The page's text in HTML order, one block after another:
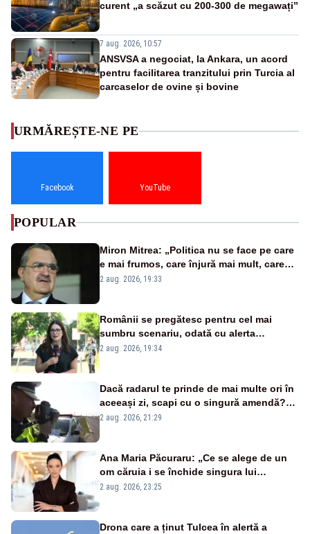
curent „a scăzut cu 200-300 de megawați”
7 aug. 2026, 10:57
ANSVSA a negociat, la Ankara, un acord
pentru facilitarea tranzitului prin Turcia al
carcaselor de ovine și bovine
URMĂREȘTE-NE PE
Facebook YouTube
POPULAR
Miron Mitrea: „Politica nu se face pe care
e mai frumos, care înjură mai mult, care
țipă mai tare, ci pe proiecte”
2 aug. 2026, 19:33
Românii se pregătesc pentru cel mai
sumbru scenariu, odată cu alerta
energetică
2 aug. 2026, 19:34
Dacă radarul te prinde de mai multe ori în
aceeași zi, scapi cu o singură amendă?
Ce spune legea
2 aug. 2026, 21:29
Ana Maria Păcuraru: „Ce se alege de un
om căruia i se închide singura lui
portiță?”
2 aug. 2026, 23:25
Drona care a ținut Tulcea în alertă a